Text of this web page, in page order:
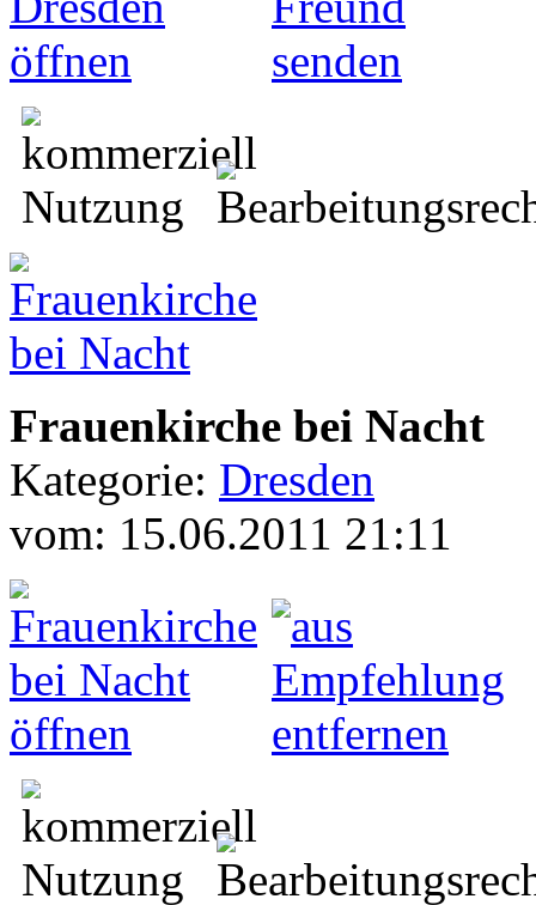
Frauenkirche bei Nacht
Kategorie: Dresden
vom: 15.06.2011 21:11